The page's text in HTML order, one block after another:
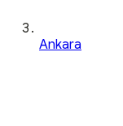
Ankara